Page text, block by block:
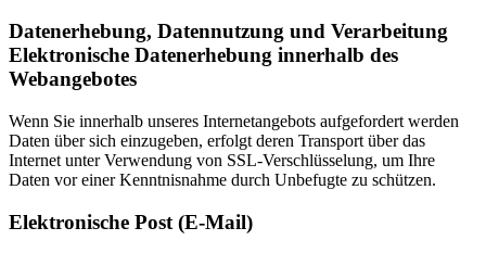
Datenerhebung, Datennutzung und Verarbeitung
Elektronische Datenerhebung innerhalb des
Webangebotes
Wenn Sie innerhalb unseres Internetangebots aufgefordert werden
Daten über sich einzugeben, erfolgt deren Transport über das
Internet unter Verwendung von SSL-Verschlüsselung, um Ihre
Daten vor einer Kenntnisnahme durch Unbefugte zu schützen.
Elektronische Post (E-Mail)